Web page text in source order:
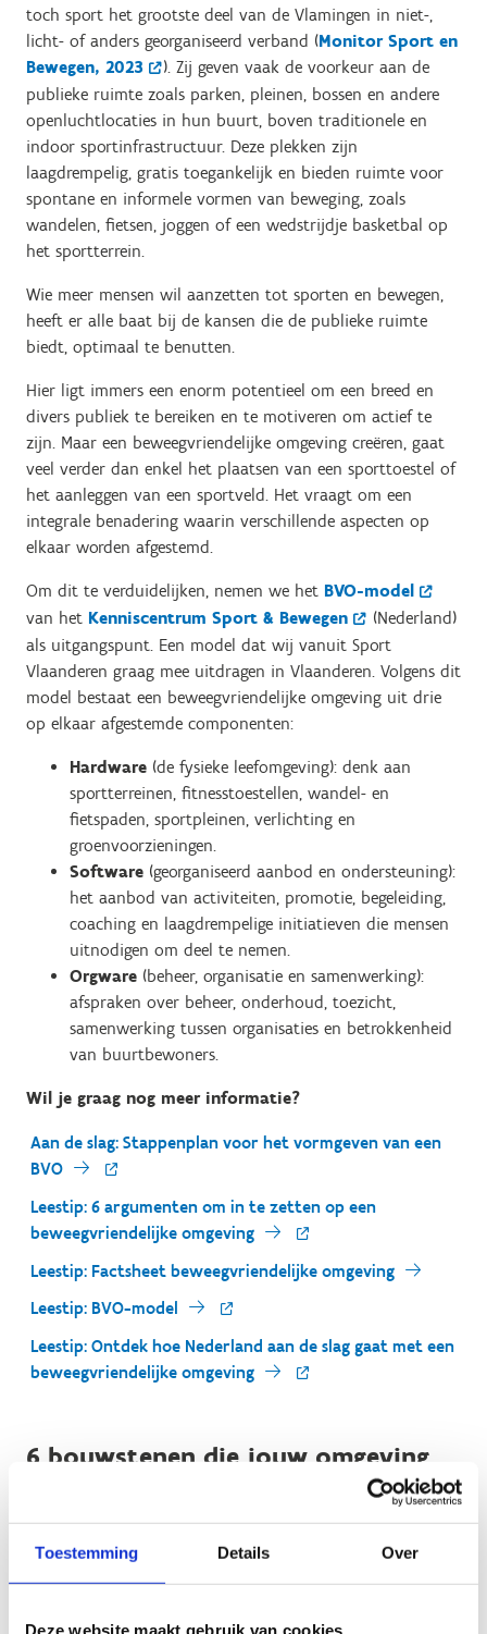
Toestemming Details Over
Deze website maakt gebruik van cookies
toch sport het grootste deel van de Vlamingen in niet-,
licht- of anders georganiseerd verband (Monitor Sport en
Bewegen, 2023
). Zij geven vaak de voorkeur aan de
publieke ruimte zoals parken, pleinen, bossen en andere
openluchtlocaties in hun buurt, boven traditionele en
indoor sportinfrastructuur. Deze plekken zijn
laagdrempelig, gratis toegankelijk en bieden ruimte voor
spontane en informele vormen van beweging, zoals
wandelen, fietsen, joggen of een wedstrijdje basketbal op
het sportterrein.
Wie meer mensen wil aanzetten tot sporten en bewegen,
heeft er alle baat bij de kansen die de publieke ruimte
biedt, optimaal te benutten.
Hier ligt immers een enorm potentieel om een breed en
divers publiek te bereiken en te motiveren om actief te
zijn. Maar een beweegvriendelijke omgeving creëren, gaat
veel verder dan enkel het plaatsen van een sporttoestel of
het aanleggen van een sportveld. Het vraagt om een
integrale benadering waarin verschillende aspecten op
elkaar worden afgestemd.
Om dit te verduidelijken, nemen we het BVO-model
van het Kenniscentrum Sport & Bewegen
(Nederland)
als uitgangspunt. Een model dat wij vanuit Sport
Vlaanderen graag mee uitdragen in Vlaanderen. Volgens dit
model bestaat een beweegvriendelijke omgeving uit drie
op elkaar afgestemde componenten:
Hardware (de fysieke leefomgeving): denk aan
sportterreinen, fitnesstoestellen, wandel- en
fietspaden, sportpleinen, verlichting en
groenvoorzieningen.
Software (georganiseerd aanbod en ondersteuning):
het aanbod van activiteiten, promotie, begeleiding,
coaching en laagdrempelige initiatieven die mensen
uitnodigen om deel te nemen.
Orgware (beheer, organisatie en samenwerking):
afspraken over beheer, onderhoud, toezicht,
samenwerking tussen organisaties en betrokkenheid
van buurtbewoners.
Wil je graag nog meer informatie?
Aan de slag: Stappenplan voor het vormgeven van een
BVO
Leestip: 6 argumenten om in te zetten op een
beweegvriendelijke omgeving
Leestip: Factsheet beweegvriendelijke omgeving
Leestip: BVO-model
Leestip: Ontdek hoe Nederland aan de slag gaat met een
beweegvriendelijke omgeving
6 bouwstenen die jouw omgeving
Geen fiches gevonden.